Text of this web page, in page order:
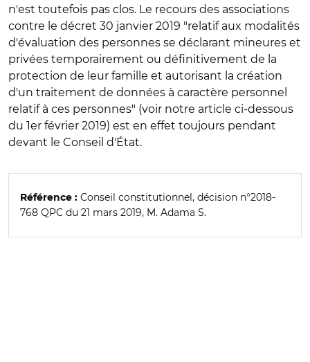
n'est toutefois pas clos. Le recours des associations
contre le décret 30 janvier 2019 "relatif aux modalités
d'évaluation des personnes se déclarant mineures et
privées temporairement ou définitivement de la
protection de leur famille et autorisant la création
d'un traitement de données à caractère personnel
relatif à ces personnes" (voir notre article ci-dessous
du 1er février 2019) est en effet toujours pendant
devant le Conseil d'État.
Référence : Conseil constitutionnel, décision n°2018-
768 QPC du 21 mars 2019, M. Adama S.